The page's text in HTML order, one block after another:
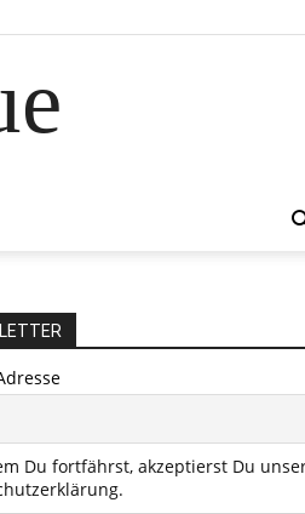
Du fortfährst, akzeptierst Du